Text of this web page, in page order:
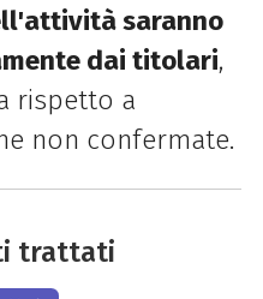
saranno
dai titolari,
rispetto a
non confermate.
trattati